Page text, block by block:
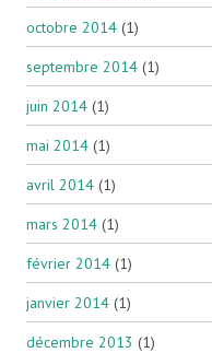
octobre 2014 (1)
septembre 2014 (1)
juin 2014 (1)
mai 2014 (1)
avril 2014 (1)
mars 2014 (1)
février 2014 (1)
janvier 2014 (1)
décembre 2013 (1)